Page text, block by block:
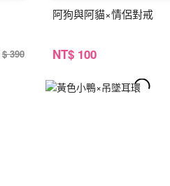
$ 390
阿狗與阿貓×情侶對戒
NT$ 100